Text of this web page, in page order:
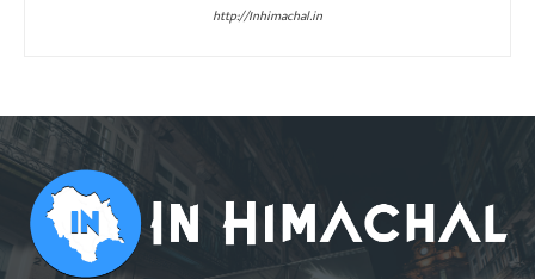
http://Inhimachal.in